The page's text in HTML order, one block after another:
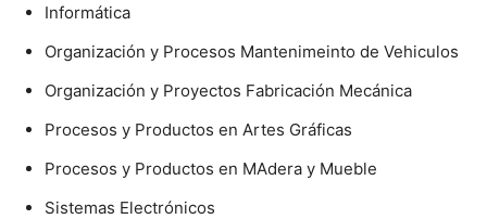
Informática
Organización y Procesos Mantenimeinto de Vehiculos
Organización y Proyectos Fabricación Mecánica
Procesos y Productos en Artes Gráficas
Procesos y Productos en MAdera y Mueble
Sistemas Electrónicos